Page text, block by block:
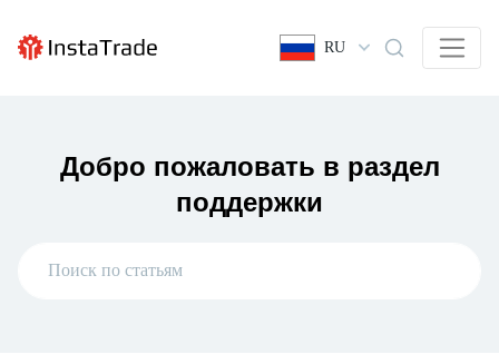
RU
Добро пожаловать в раздел
поддержки